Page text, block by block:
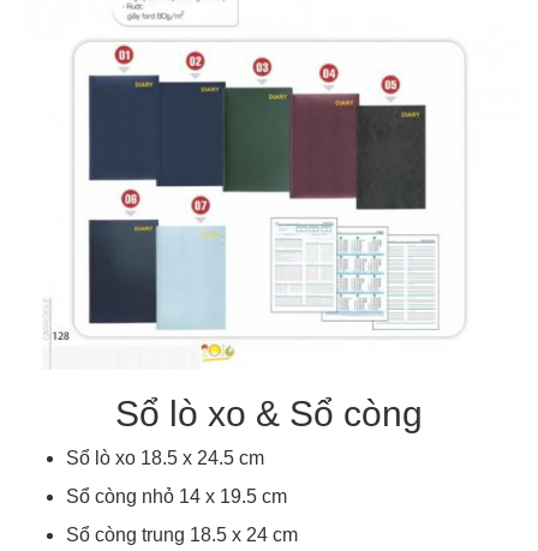
Sổ lò xo & Sổ còng
Sổ lò xo 18.5 x 24.5 cm
Sổ còng nhỏ 14 x 19.5 cm
Sổ còng trung 18.5 x 24 cm